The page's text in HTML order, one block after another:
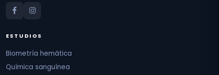
ESTUDIOS
Biometría hemática
Química sanguínea